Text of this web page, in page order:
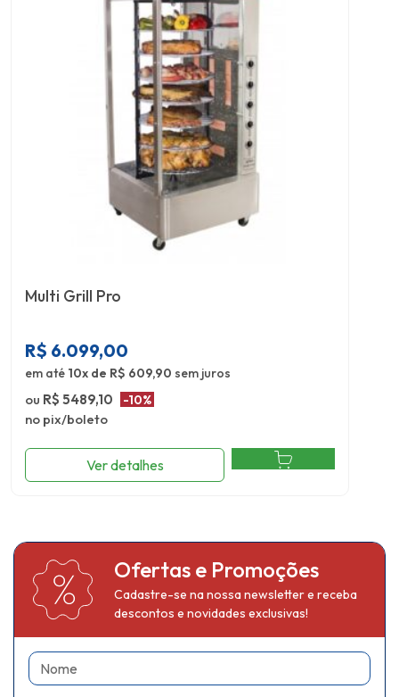
Multi Grill Pro
R$ 6.099,00
em até 10x de R$ 609,90 sem juros
ou R$ 5489,10 -10%
no pix/boleto
Ver detalhes
Ofertas e Promoções
Cadastre-se na nossa newsletter e receba
descontos e novidades exclusivas!
Nome